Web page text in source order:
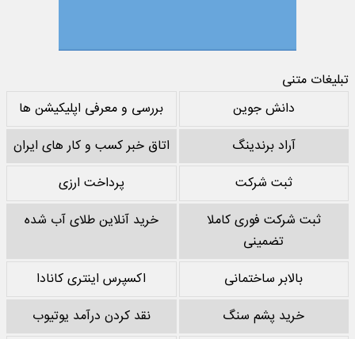
تبلیغات متنی
دانش جوین
بررسی و معرفی اپلیکیشن ها
آراد برندینگ
اتاق خبر کسب و کار های ایران
ثبت شرکت
پرداخت ارزی
ثبت شرکت فوری کاملا
تضمینی
خرید آنلاین طلای آب شده
بالابر ساختمانی
اکسپرس اینتری کانادا
خرید پشم سنگ
نقد کردن درآمد یوتیوب